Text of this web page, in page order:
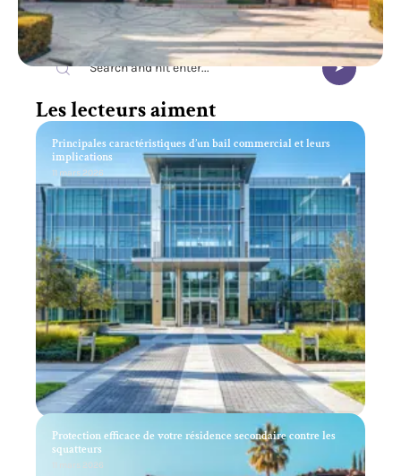
Recherche
Les lecteurs aiment
Principales caractéristiques d’un bail commercial et leurs
implications
11 mars 2026
Protection efficace de votre résidence secondaire contre les
squatteurs
11 mars 2026